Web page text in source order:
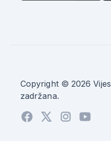
Copyright © 2026
zadržana.